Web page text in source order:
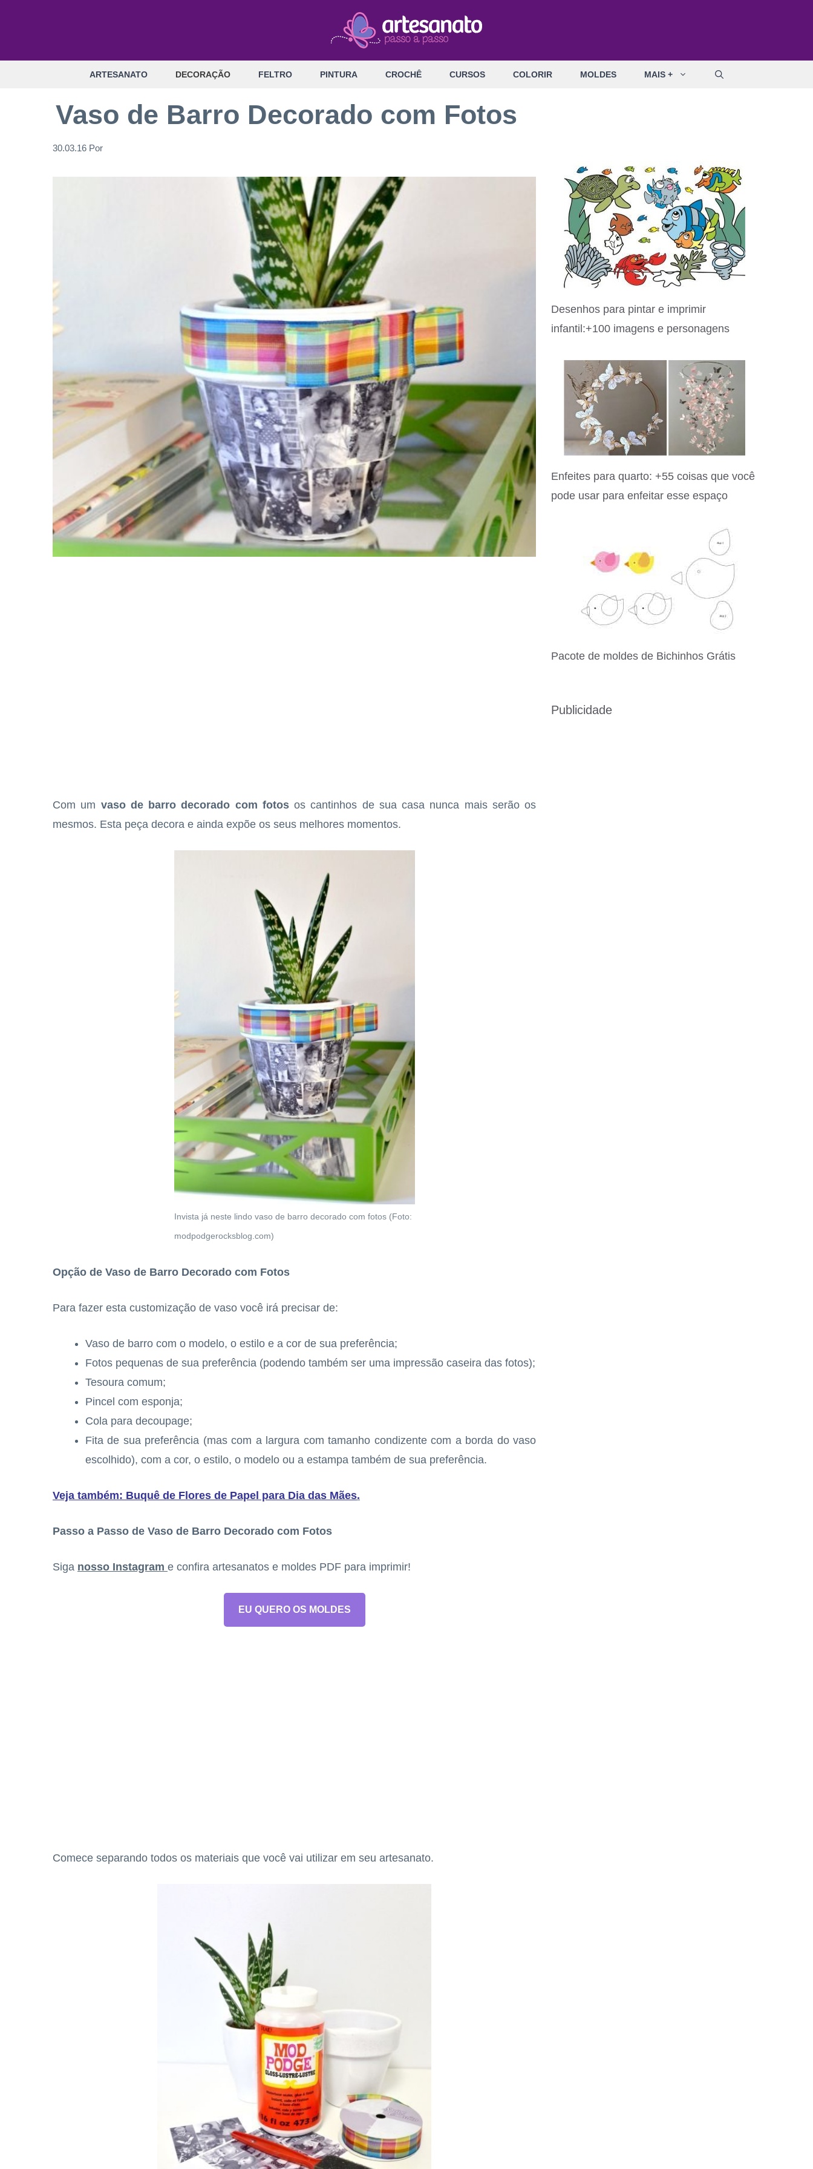
ARTESANATO DECORAÇÃO FELTRO PINTURA CROCHÊ CURSOS COLORIR MOLDES MAIS +
Vaso de Barro Decorado com Fotos
30.03.16 Por
Com um vaso de barro decorado com fotosos cantinhos de sua casa nunca mais serão os
mesmos. Esta peça decora e ainda expõe os seus melhores momentos.
Invista já neste lindo vaso de barro decorado com fotos (Foto:
modpodgerocksblog.com)
Opção de Vaso de Barro Decorado com Fotos
Para fazer esta customização de vaso você irá precisar de:
Vaso de barro com o modelo, o estilo e a cor de sua preferência;
Fotos pequenas de sua preferência (podendo também ser uma impressão caseira das fotos);
Tesoura comum;
Pincel com esponja;
Cola para decoupage;
Fita de sua preferência (mas com a largura com tamanho condizente com a borda do vaso
escolhido), com a cor, o estilo, o modelo ou a estampa também de sua preferência.
Veja também: Buquê de Flores de Papel para Dia das Mães.
Passo a Passo de Vaso de Barro Decorado com Fotos
Siga nosso Instagram e confira artesanatos e moldes PDF para imprimir!
EU QUERO OS MOLDES
Comece separando todos os materiais que você vai utilizar em seu artesanato.
Desenhos para pintar e imprimir
infantil:+100 imagens e personagens
Enfeites para quarto: +55 coisas que você
pode usar para enfeitar esse espaço
Pacote de moldes de Bichinhos Grátis
Publicidade